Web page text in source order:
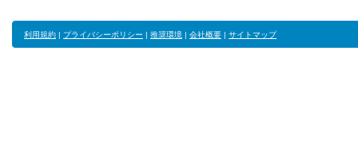
利用規約 | プライバシーポリシー | 推奨環境 | 会社概要 | サイトマップ